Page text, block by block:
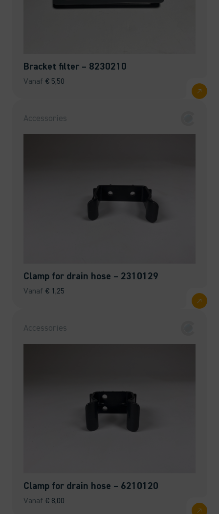
Bracket filter – 8230210
Vanaf € 5,50
Accessories
Clamp for drain hose – 2310129
Vanaf € 1,25
Accessories
Clamp for drain hose – 6210120
Vanaf € 8,00